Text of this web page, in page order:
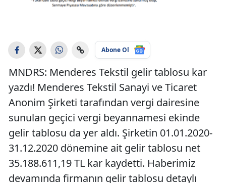
Abone Ol
MNDRS: Menderes Tekstil gelir tablosu kar
yazdı! Menderes Tekstil Sanayi ve Ticaret
Anonim Şirketi tarafından vergi dairesine
sunulan geçici vergi beyannamesi ekinde
gelir tablosu da yer aldı. Şirketin 01.01.2020-
31.12.2020 dönemine ait gelir tablosu net
35.188.611,19 TL kar kaydetti. Haberimiz
devamında firmanın gelir tablosu detaylı